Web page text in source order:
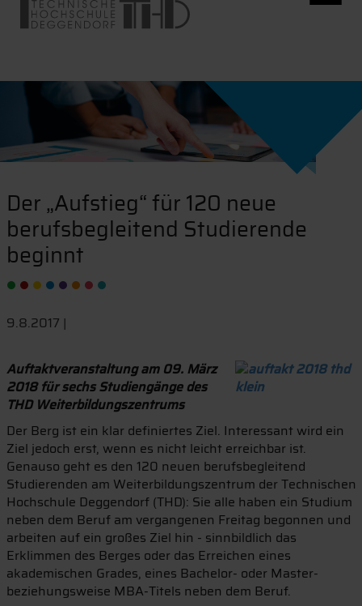
Der „Aufstieg“ für 120 neue
berufsbegleitend Studierende
beginnt
9.8.2017 |
Auftaktveranstaltung am 09. März
2018 für sechs Studiengänge des
THD Weiterbildungszentrums
Der Berg ist ein klar definiertes Ziel. Interessant wird ein
Ziel jedoch erst, wenn es nicht leicht erreichbar ist.
Genauso geht es den 120 neuen berufsbegleitend
Studierenden am Weiterbildungszentrum der Technischen
Hochschule Deggendorf (THD): Sie alle haben ein Studium
neben dem Beruf am vergangenen Freitag begonnen und
arbeiten auf ein großes Ziel hin - sinnbildlich das
Erklimmen des Berges oder das Erreichen eines
akademischen Grades, eines Bachelor- oder Master-
beziehungsweise MBA-Titels neben dem Beruf.